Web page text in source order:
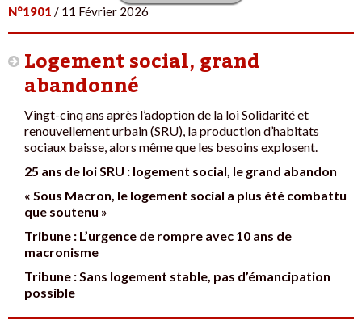
N°1901 / 11 Février 2026
Logement social, grand
abandonné
Vingt-cinq ans après l’adoption de la loi Solidarité et
renouvellement urbain (SRU), la production d’habitats
sociaux baisse, alors même que les besoins explosent.
25 ans de loi SRU : logement social, le grand abandon
« Sous Macron, le logement social a plus été combattu
que soutenu »
Tribune : L’urgence de rompre avec 10 ans de
macronisme
Tribune : Sans logement stable, pas d’émancipation
possible